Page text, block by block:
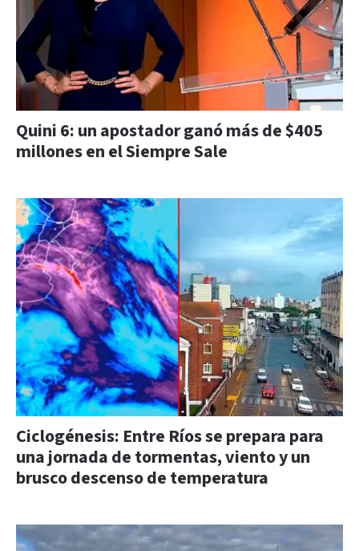
Quini 6: un apostador ganó más de $405
millones en el Siempre Sale
Ciclogénesis: Entre Ríos se prepara para
una jornada de tormentas, viento y un
brusco descenso de temperatura